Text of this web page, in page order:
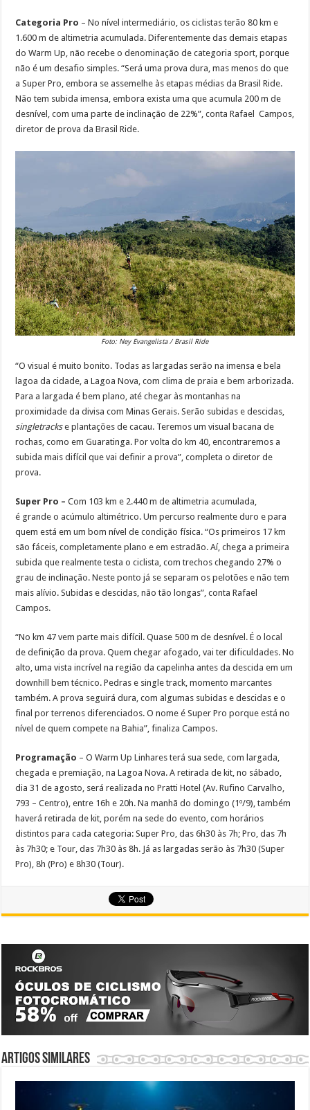
Categoria Pro – No nível intermediário, os ciclistas terão 80 km e
1.600 m de altimetria acumulada. Diferentemente das demais etapas
do Warm Up, não recebe o denominação de categoria sport, porque
não é um desafio simples. “Será uma prova dura, mas menos do que
a Super Pro, embora se assemelhe às etapas médias da Brasil Ride.
Não tem subida imensa, embora exista uma que acumula 200 m de
desnível, com uma parte de inclinação de 22%”, conta Rafael Campos,
diretor de prova da Brasil Ride.
Foto: Ney Evangelista / Brasil Ride
“O visual é muito bonito. Todas as largadas serão na imensa e bela
lagoa da cidade, a Lagoa Nova, com clima de praia e bem arborizada.
Para a largada é bem plano, até chegar às montanhas na
proximidade da divisa com Minas Gerais. Serão subidas e descidas,
singletrackse plantações de cacau. Teremos um visual bacana de
rochas, como em Guaratinga. Por volta do km 40, encontraremos a
subida mais difícil que vai definir a prova”, completa o diretor de
prova.
Super Pro – Com 103 km e 2.440 m de altimetria acumulada,
é grande o acúmulo altimétrico. Um percurso realmente duro e para
quem está em um bom nível de condição física. “Os primeiros 17 km
são fáceis, completamente plano e em estradão. Aí, chega a primeira
subida que realmente testa o ciclista, com trechos chegando 27% o
grau de inclinação. Neste ponto já se separam os pelotões e não tem
mais alívio. Subidas e descidas, não tão longas”, conta Rafael
Campos.
“No km 47 vem parte mais difícil. Quase 500 m de desnível. É o local
de definição da prova. Quem chegar afogado, vai ter dificuldades. No
alto, uma vista incrível na região da capelinha antes da descida em um
downhill bem técnico. Pedras e single track, momento marcantes
também. A prova seguirá dura, com algumas subidas e descidas e o
final por terrenos diferenciados. O nome é Super Pro porque está no
nível de quem compete na Bahia”, finaliza Campos.
Programação – O Warm Up Linhares terá sua sede, com largada,
chegada e premiação, na Lagoa Nova. A retirada de kit, no sábado,
dia 31 de agosto, será realizada no Pratti Hotel (Av. Rufino Carvalho,
793 – Centro), entre 16h e 20h. Na manhã do domingo (1º/9), também
haverá retirada de kit, porém na sede do evento, com horários
distintos para cada categoria: Super Pro, das 6h30 às 7h; Pro, das 7h
às 7h30; e Tour, das 7h30 às 8h. Já as largadas serão às 7h30 (Super
Pro), 8h (Pro) e 8h30 (Tour).
Artigos similares